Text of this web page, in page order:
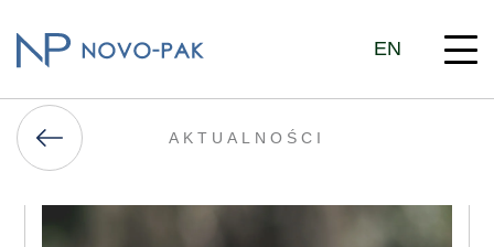
EN
AKTUALNOŚCI